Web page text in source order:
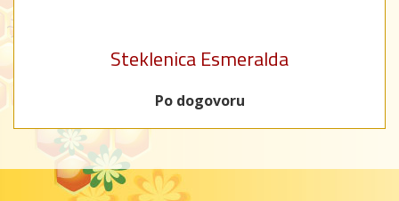
Steklenica Esmeralda
Po dogovoru